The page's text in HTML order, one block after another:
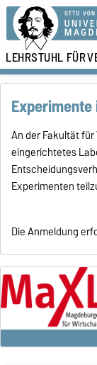
LEHRSTUHL FÜR
Experimente
An der Fakultät
eingerichtetes
Experimenten
Die Anmeldung